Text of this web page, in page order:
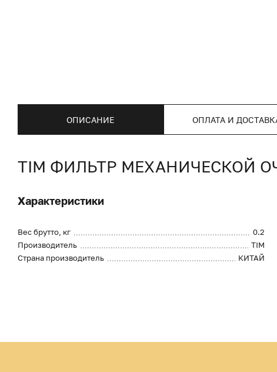
ОПИСАНИЕ ОПЛАТА И
TIM ФИЛЬТР МЕХАНИЧЕСКОЙ
Характеристики
Вес брутто, кг
0.2
Производитель
TIM
Страна производитель
КИТАЙ